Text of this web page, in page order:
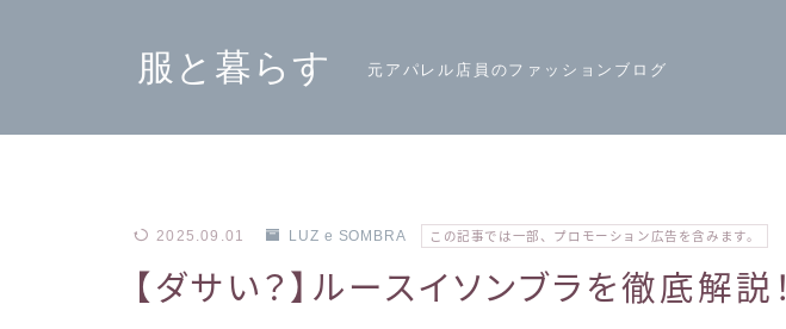
服と暮らす 元アパレル店員のファッションブログ
2025.09.01 LUZ e SOMBRA この記事では一部、プロモーション広告を含みます。
【ダサい？】ルースイソンブラを徹底解説！